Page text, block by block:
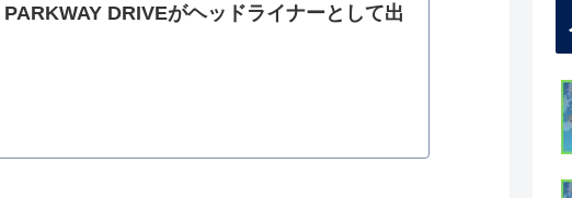
DRIVEがヘッドライナーとして出